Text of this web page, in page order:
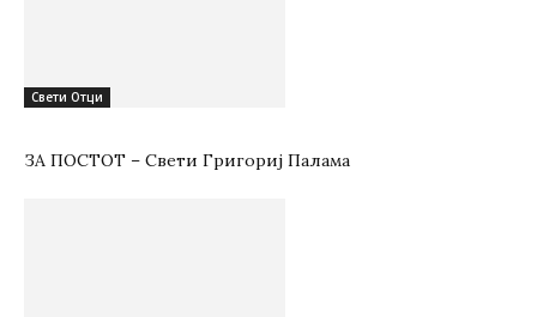
Свети Отци
ЗА ПОСТОТ – Свети Григориј Палама